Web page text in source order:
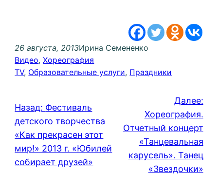
26 августа, 2013Ирина Семененко
Видео, Хореография
TV, Образовательные услуги, Праздники
Назад: Фестиваль
детского творчества
«Как прекрасен этот
мир!» 2013 г. «Юбилей
собирает друзей»
Далее:
Хореография.
Отчетный концерт
«Танцевальная
карусель». Танец
«Звездочки»